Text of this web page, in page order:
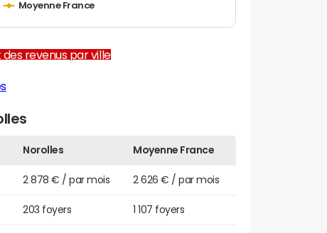
Moyenne France
revenus par ville
Norolles Moyenne France
2 878 € / par mois 2 626 € / par mois
203 foyers 1 107 foyers